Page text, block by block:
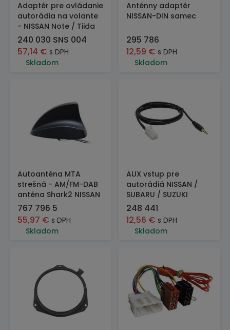
Adaptér pre ovládanie
autorádia na volante
- NISSAN Note / Tiida
240 030 SNS 004
57,14 € s DPH
Skladom
Anténny adaptér
NISSAN-DIN samec
295 786
12,59 € s DPH
Skladom
Autoanténa MTA
strešná - AM/FM-DAB
anténa Shark2 NISSAN
767 796 5
55,97 € s DPH
Skladom
AUX vstup pre
autorádiá NISSAN /
SUBARU / SUZUKI
248 441
12,56 € s DPH
Skladom